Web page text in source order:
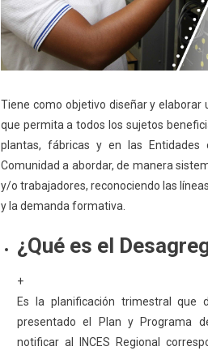
Tiene como objetivo diseñar y
que permita a todos los sujetos
plantas, fábricas y en las Entidades
Comunidad a abordar, de manera
y/o trabajadores, reconociendo las
y la demanda formativa.
¿Qué es el
+
Es la planificación trimestral que
presentado el Plan y Programa
notificar al INCES Regional